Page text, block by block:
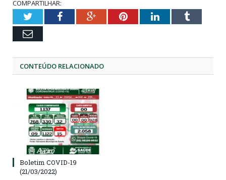
COMPARTILHAR:
TwitterFacebookGoogle+PinterestLinkedInTumblr
Email
CONTEÚDO RELACIONADO
Boletim COVID-19
(21/03/2022)